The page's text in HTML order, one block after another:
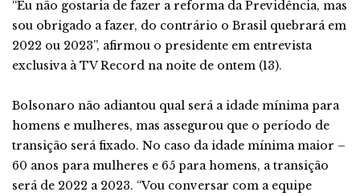
“Eu não gostaria de fazer a reforma da Previdência, mas
sou obrigado a fazer, do contrário o Brasil quebrará em
2022 ou 2023”, afirmou o presidente em entrevista
exclusiva à TV Record na noite de ontem (13).
Bolsonaro não adiantou qual será a idade mínima para
homens e mulheres, mas assegurou que o período de
transição será fixado. No caso da idade mínima maior –
60 anos para mulheres e 65 para homens, a transição
será de 2022 a 2023. “Vou conversar com a equipe